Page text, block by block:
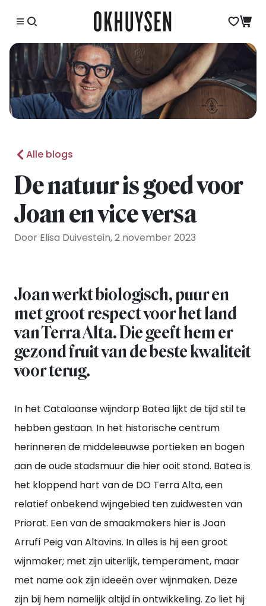
Alle blogs
De natuur is goed voor
Joan en vice versa
Door Elisa Duivestein, 2 november 2023
Joan werkt biologisch, puur en
met groot respect voor het land
van Terra Alta. Die geeft hem er
gezond fruit van de beste kwaliteit
voor terug.
In het Catalaanse wijndorp Batea lijkt de tijd stil te
hebben gestaan. In het historische centrum
herinneren de middeleeuwse portieken en bogen
aan de oude stadsmuur die hier ooit stond. Batea is
het kloppend hart van de DO Terra Alta, een
relatief onbekend wijngebied ten zuidwesten van
Priorat. Een van de smaakmakers hier is Joan
Arrufí Peig van Altavins. In alles is hij een groot
wijnmaker; met zijn uiterlijk, temperament, maar
met name ook zijn ideeën over wijnmaken. Deze
zijn bij hem namelijk altijd in ontwikkeling. Zo liet hij